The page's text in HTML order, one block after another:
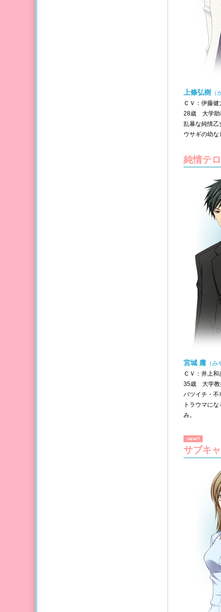
上條弘樹 （
ＣＶ：伊藤健
28歳 大学助
乱暴な純情乙
ウサギの幼
純情テ
宮城 庸 （
ＣＶ：井上和
35歳 大学教
バツイチ・不
トラウマに
み。
new!!
サブキ